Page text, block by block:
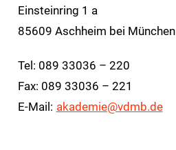
Einsteinring 1 a
85609 Aschheim bei München
Tel: 089 33036 – 220
Fax: 089 33036 – 221
E-Mail: akademie@vdmb.de